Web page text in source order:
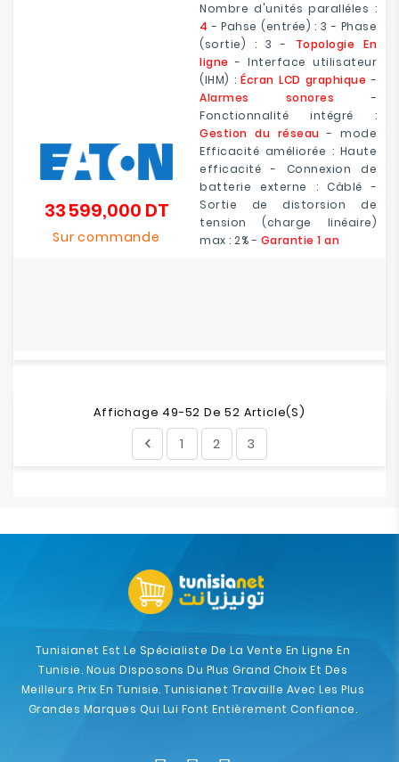
Nombre d'unités paralléles :
4 - Pahse (entrée) : 3 - Phase
(sortie) : 3 - Topologie En
ligne - Interface utilisateur
(IHM) :Écran LCD graphique -
Alarmes sonores -
Fonctionnalité intégré :
Gestion du réseau - mode
Efficacité améliorée : Haute
efficacité - Connexion de
batterie externe : Câblé -
Sortie de distorsion de
tension (charge linéaire)
max : 2% - Garantie 1 an
33 599,000 DTPrix
Sur commande
Affichage 49-52 De 52 Article(s)
 1 2 3
Tunisianet Est Le Spécialiste De La Vente En Ligne En
Tunisie. Nous Disposons Du Plus Grand Choix Et Des
Meilleurs Prix En Tunisie. Tunisianet Travaille Avec Les Plus
Grandes Marques Qui Lui Font Entièrement Confiance.